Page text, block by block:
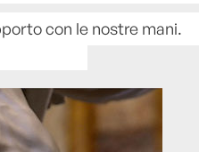
con le nostre mani.